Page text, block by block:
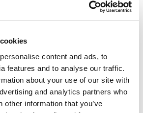
content and ads, to
features and to analyse our traffic.
about your use of our site with
and analytics partners who
other information that you’ve